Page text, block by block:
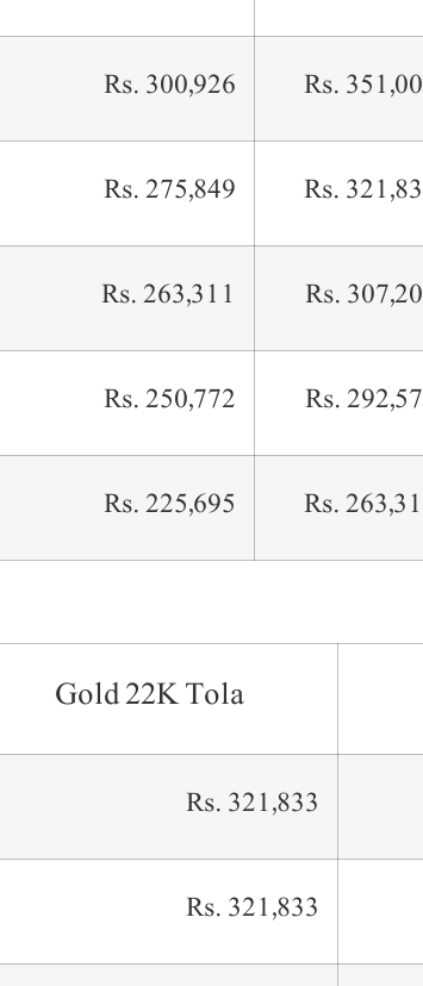
Rs.
Rs. 300,926
Rs.
Rs. 275,849
Rs.
Rs. 263,311
Rs.
Rs. 250,772
Rs.
Rs. 225,695
Gold 22K Tola
Rs. 321,833
Rs. 321,833